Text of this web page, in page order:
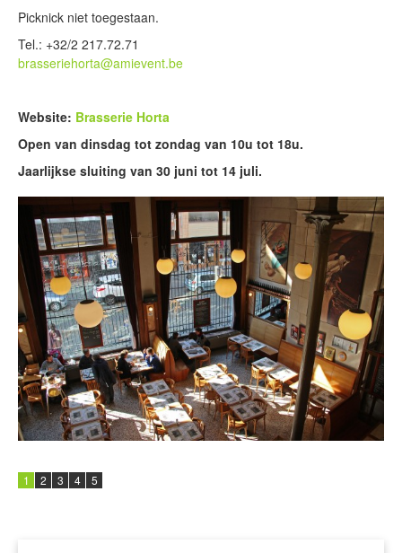
Picknick niet toegestaan.
Tel.: +32/2 217.72.71
brasseriehorta@amievent.be
Website: Brasserie Horta
Open van dinsdag tot zondag van 10u tot 18u.
Jaarlijkse sluiting van 30 juni tot 14 juli.
1 2 3 4 5